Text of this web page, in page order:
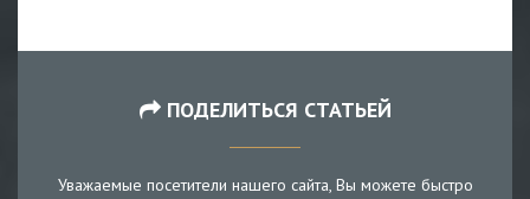
ПОДЕЛИТЬСЯ СТАТЬЕЙ
Уважаемые посетители нашего сайта, Вы можете быстро